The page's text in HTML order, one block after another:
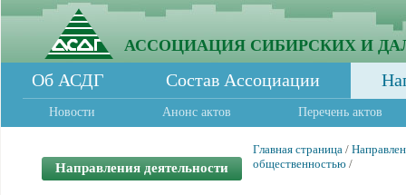
АССОЦИАЦИЯ СИБИРСКИХ И
Об АСДГ Состав Ассоциации
Новости Анонс актов Перечень актов
Направления деятельности
Главная страница /
общественностью /